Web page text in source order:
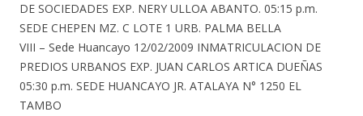
DE SOCIEDADES EXP. NERY ULLOA ABANTO. 05:15 p.m.
SEDE CHEPEN MZ. C LOTE 1 URB. PALMA BELLA
VIII – Sede Huancayo 12/02/2009 INMATRICULACION DE
PREDIOS URBANOS EXP. JUAN CARLOS ARTICA DUEÑAS
05:30 p.m. SEDE HUANCAYO JR. ATALAYA N° 1250 EL
TAMBO